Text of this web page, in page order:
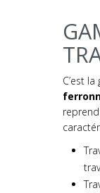
C’est